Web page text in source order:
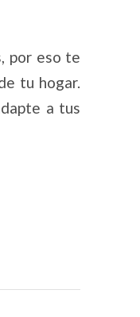
por eso te
tu hogar.
a tus